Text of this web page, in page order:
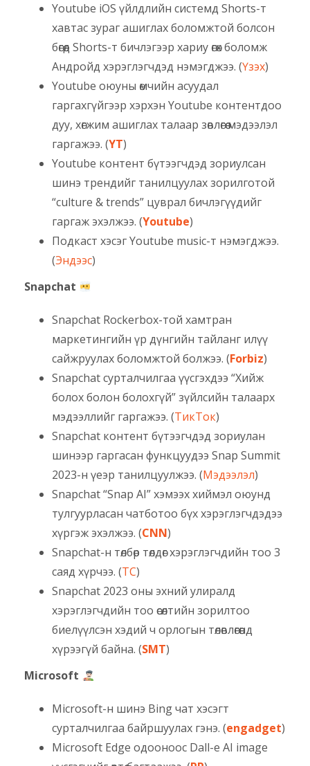
Youtube iOS үйлдлийн системд Shorts-т
хавтас зураг ашиглах боломжтой болсон
бөгөөд Shorts-т бичлэгээр хариу өгөх боломж
Андройд хэрэглэгчдэд нэмэгджээ. (Үзэх)
Youtube оюуны өмчийн асуудал
гаргахгүйгээр хэрхэн Youtube контентдоо
дуу, хөгжим ашиглах талаар зөвлөгөө мэдээлэл
гаргажээ. (YT)
Youtube контент бүтээгчдэд зориулсан
шинэ трендийг танилцуулах зорилготой
“culture & trends” цуврал бичлэгүүдийг
гаргаж эхэлжээ. (Youtube)
Подкаст хэсэг Youtube music-т нэмэгджээ.
(Эндээс)
Snapchat
Snapchat Rockerbox-той хамтран
маркетингийн үр дүнгийн тайланг илүү
сайжруулах боломжтой болжээ. (Forbiz)
Snapchat сурталчилгаа үүсгэхдээ “Хийж
болох болон болохгүй” зүйлсийн талаарх
мэдээллийг гаргажээ. (ТикТок)
Snapchat контент бүтээгчдэд зориулан
шинээр гаргасан функцуудээ Snap Summit
2023-н үеэр танилцуулжээ. (Мэдээлэл)
Snapchat “Snap AI” хэмээх хиймэл оюунд
тулгуурласан чатботоо бүх хэрэглэгчдэдээ
хүргэж эхэлжээ. (CNN)
Snapchat-н төлбөр төлдөг хэрэглэгчдийн тоо 3
саяд хүрчээ. (TC)
Snapchat 2023 оны эхний улиралд
хэрэглэгчдийн тоо өсөлтийн зорилтоо
биелүүлсэн хэдий ч орлогын төлөвлөгөөнд
хүрээгүй байна. (SMT)
Microsoft
Microsoft-н шинэ Bing чат хэсэгт
сурталчилгаа байршуулах гэнэ. (engadget)
Microsoft Edge одооноос Dall-e AI image